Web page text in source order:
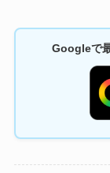
Googleで